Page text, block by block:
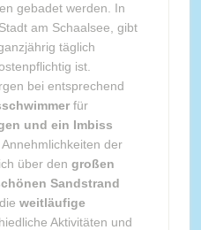
gebadet werden. In
am Schaalsee, gibt
täglich
ist.
bei entsprechend
für
und ein Imbiss
der
über den großen
Sandstrand
weitläufige
Aktivitäten und